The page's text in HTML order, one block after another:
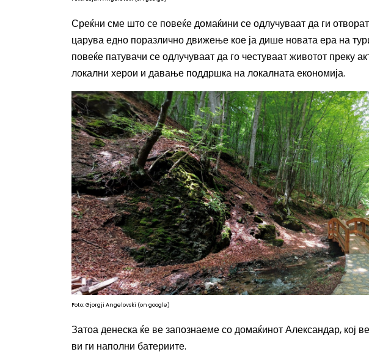
Среќни сме што се повеќе домаќини се одлучуваат да ги отворат
царува едно поразлично движење кое ја дише новата ера на
повеќе патувачи се одлучуваат да го честуваат животот преку
локални херои и давање поддршка на локалната економија.
Foto: Gjorgji Angelovski (on google)
Затоа денеска ќе ве запознаеме со домаќинот Александар, кој
ви ги наполни батериите.